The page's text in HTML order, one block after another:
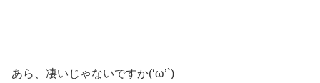
あら、凄いじゃないですか(‘ω’`)